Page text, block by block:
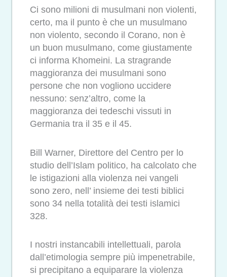
Ci sono milioni di musulmani non violenti,
certo, ma il punto è che un musulmano
non violento, secondo il Corano, non è
un buon musulmano, come giustamente
ci informa Khomeini. La stragrande
maggioranza dei musulmani sono
persone che non vogliono uccidere
nessuno: senz’altro, come la
maggioranza dei tedeschi vissuti in
Germania tra il 35 e il 45.
Bill Warner, Direttore del Centro per lo
studio dell’Islam politico, ha calcolato che
le istigazioni alla violenza nei vangeli
sono zero, nell’ insieme dei testi biblici
sono 34 nella totalità dei testi islamici
328.
I nostri instancabili intellettuali, parola
dall’etimologia sempre più impenetrabile,
si precipitano a equiparare la violenza